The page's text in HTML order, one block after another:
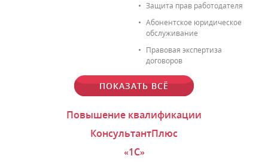
Защита прав работодателя
Абонентское юридическое
обслуживание
Правовая экспертиза
договоров
ПОКАЗАТЬ ВСЁ
Повышение квалификации
КонсультантПлюс
«1С»